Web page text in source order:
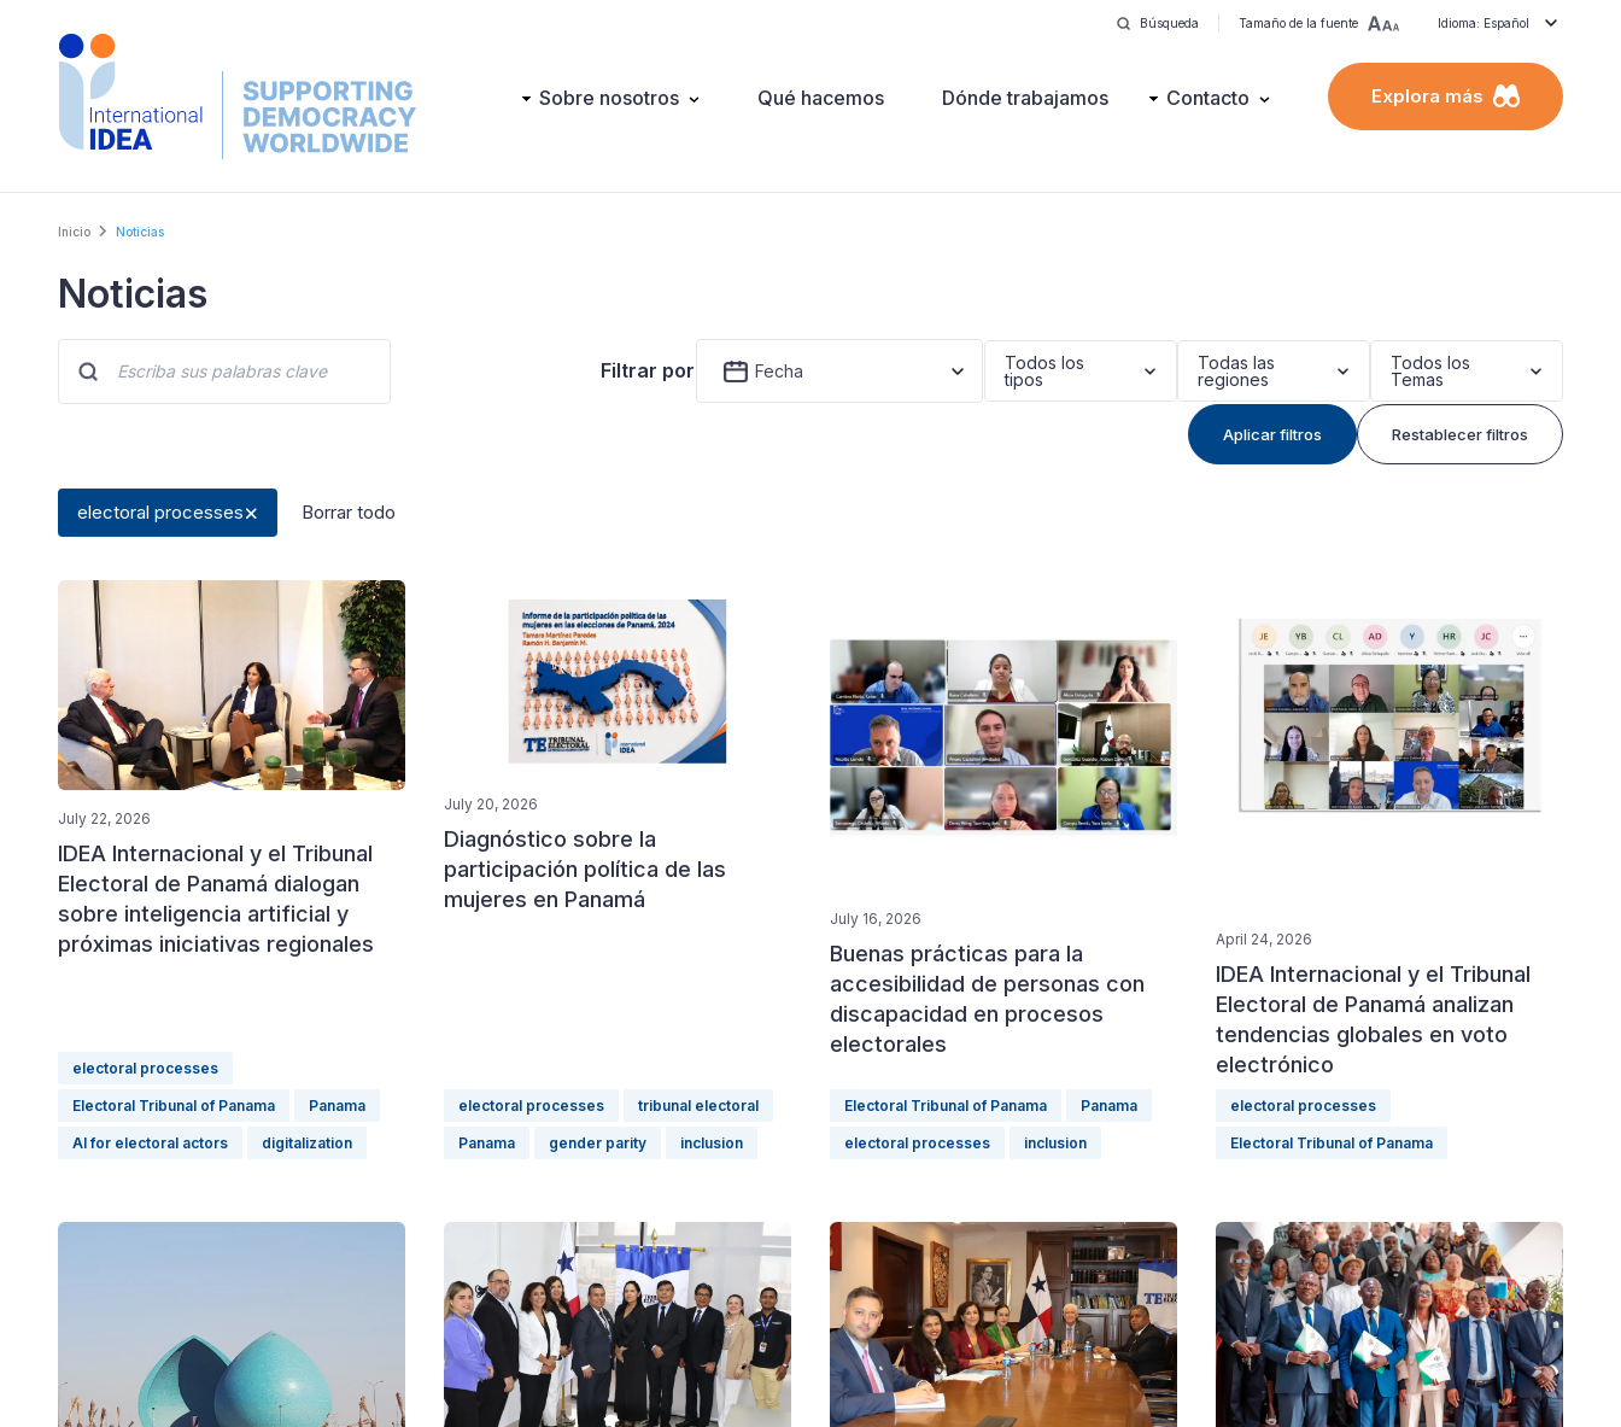
Búsqueda Tamaño de la fuente Idioma: Español
Main Sobre nosotros Qué hacemos Dónde trabajamos Contacto Explora más
Breadcrumb
Inicio Noticias
Noticias
Filtrar por Fecha
Todos los
tipos
Todas las
regiones
Todos los
Temas
Aplicar filtros Restablecer filtros
electoral processes Borrar todo
July 22, 2026
IDEA Internacional y el Tribunal
Electoral de Panamá dialogan
sobre inteligencia artificial y
próximas iniciativas regionales
electoral processes
Electoral Tribunal of Panama Panama
AI for electoral actors digitalization
July 20, 2026
Diagnóstico sobre la
participación política de las
mujeres en Panamá
electoral processes tribunal electoral
Panama gender parity inclusion
July 16, 2026
Buenas prácticas para la
accesibilidad de personas con
discapacidad en procesos
electorales
Electoral Tribunal of Panama Panama
electoral processes inclusion
April 24, 2026
IDEA Internacional y el Tribunal
Electoral de Panamá analizan
tendencias globales en voto
electrónico
electoral processes
Electoral Tribunal of Panama